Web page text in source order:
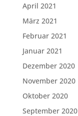
April 2021
März 2021
Februar 2021
Januar 2021
Dezember 2020
November 2020
Oktober 2020
September 2020